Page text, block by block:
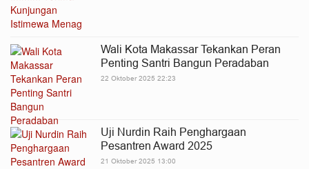
Wali Kota Makassar Tekankan Peran
Penting Santri Bangun Peradaban
22 Oktober 2025 22:23
Uji Nurdin Raih Penghargaan
Pesantren Award 2025
21 Oktober 2025 13:00